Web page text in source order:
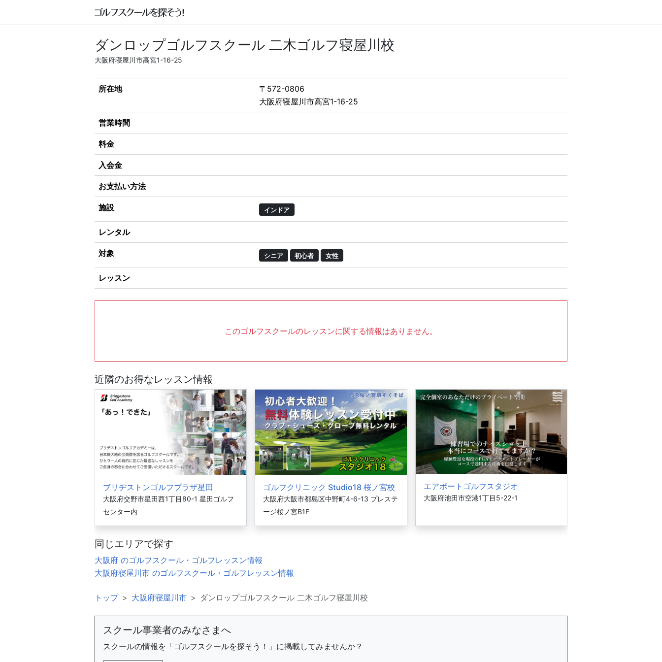
ダンロップゴルフスクール 二木ゴルフ寝屋川校
大阪府寝屋川市高宮1-16-25
所在地
〒572-0806
大阪府寝屋川市高宮1-16-25
営業時間
料金
入会金
お支払い方法
施設 インドア
レンタル
対象 シニア 初心者 女性
レッスン
このゴルフスクールのレッスンに関する情報はありません。
近隣のお得なレッスン情報
ブリヂストンゴルフプラザ星田
大阪府交野市星田西1丁目80-1 星田ゴルフ
センター内
ゴルフクリニック Studio18 桜ノ宮校
大阪府大阪市都島区中野町4-6-13 プレステ
ージ桜ノ宮B1F
エアポートゴルフスタジオ
大阪府池田市空港1丁目5-22-1
同じエリアで探す
大阪府 のゴルフスクール・ゴルフレッスン情報
大阪府寝屋川市 のゴルフスクール・ゴルフレッスン情報
トップ 大阪府寝屋川市 ダンロップゴルフスクール 二木ゴルフ寝屋川校
スクール事業者のみなさまへ
スクールの情報を「ゴルフスクールを探そう！」に掲載してみませんか？